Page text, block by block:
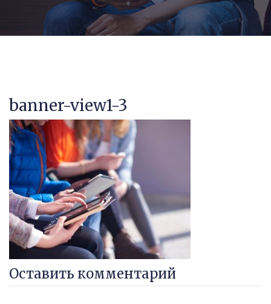
banner-view1-3
Оставить комментарий